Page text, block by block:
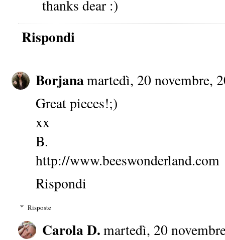
thanks dear :)
Rispondi
Borjanamartedì, 20 novembre,
Great pieces!;)
xx
B.
http://www.beeswonderland.com
Rispondi
Risposte
Carola D.martedì, 20